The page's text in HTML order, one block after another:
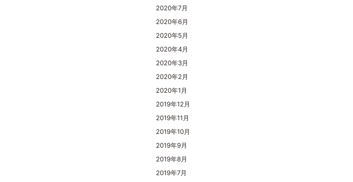
2020年7月
2020年6月
2020年5月
2020年4月
2020年3月
2020年2月
2020年1月
2019年12月
2019年11月
2019年10月
2019年9月
2019年8月
2019年7月